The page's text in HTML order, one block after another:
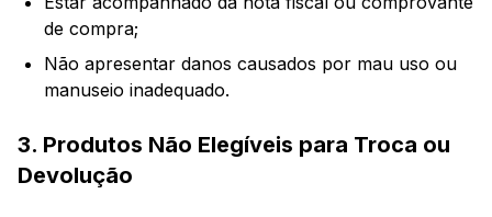
de compra;
Não apresentar danos causados por mau uso ou
manuseio inadequado.
3. Produtos Não Elegíveis para Troca ou
Devolução